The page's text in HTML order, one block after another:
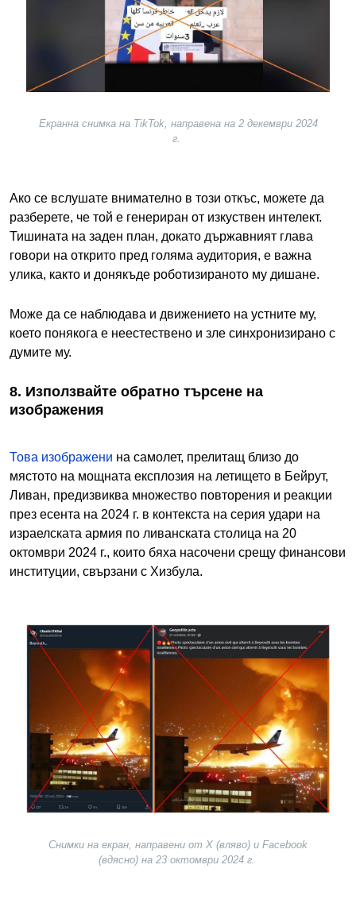
Екранна снимка на TikTok, направена на 2 декември 2024
г.
Ако се вслушате внимателно в този откъс, можете да
разберете, че той е генериран от изкуствен интелект.
Тишината на заден план, докато държавният глава
говори на открито пред голяма аудитория, е важна
улика, както и донякъде роботизираното му дишане.
Може да се наблюдава и движението на устните му,
което понякога е неестествено и зле синхронизирано с
думите му.
8. Използвайте обратно търсене на
изображения
Това изображени на самолет, прелитащ близо до
мястото на мощната експлозия на летището в Бейрут,
Ливан, предизвиква множество повторения и реакции
през есента на 2024 г. в контекста на серия удари на
израелската армия по ливанската столица на 20
октомври 2024 г., които бяха насочени срещу финансови
институции, свързани с Хизбула.
Image
Снимки на екран, направени от X (вляво) и Facebook
(вдясно) на 23 октомври 2024 г.